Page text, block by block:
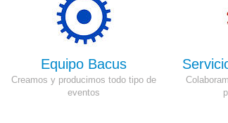
Equipo Bacus
Creamos y producimos todo tipo de
eventos